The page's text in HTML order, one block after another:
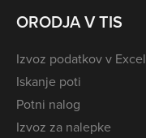
ORODJA V TIS
Izvoz podatkov v Excel
Iskanje poti
Potni nalog
Izvoz za nalepke